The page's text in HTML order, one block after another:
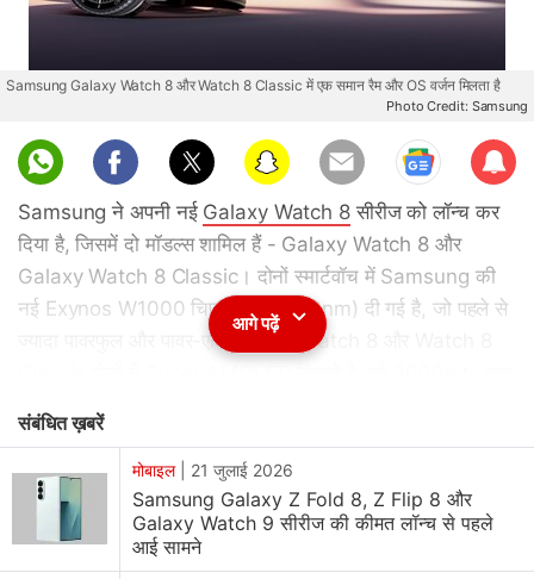
Samsung Galaxy Watch 8 और Watch 8 Classic में एक समान रैम और OS वर्जन मिलता है
Photo Credit: Samsung
Sub
scri
be
Samsung ने अपनी नई Galaxy Watch 8सीरीज को लॉन्च कर
दिया है, जिसमें दो मॉडल्स शामिल हैं - Galaxy Watch 8 और
Galaxy Watch 8 Classic। दोनों स्मार्टवॉच में Samsung की
नई Exynos W1000 चिप (5-Core, 3nm) दी गई है, जो पहले से
ज्यादा पावरफुल और पावर-एफिशिएंट है। Watch 8 और Watch 8
बैकअप को भी पिछले मॉडल की तुलना में बेहतर किया गया है। यहां हम
आपको इन दोनों Galaxy Watch मॉडल्स की कीमत और इनके
स्पेसिफिकेशन्स की जानकारी दे रहे हैं।
Samsung Galaxy Watch 8, Watch 8 Classic price,
आगे पढ़ें
संबंधित ख़बरें
मोबाइल| 21 जुलाई 2026
Samsung Galaxy Z Fold 8, Z Flip 8 और
Galaxy Watch 9 सीरीज की कीमत लॉन्च से पहले
आई सामने